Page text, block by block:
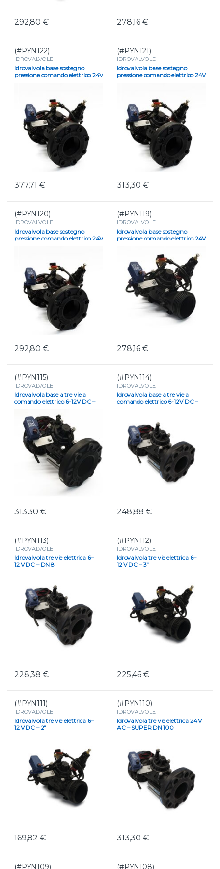
292,80€ 278,16€
(#PYN122)
IDROVALVOLE
Idrovalvola base sostegno
pressione comando elettrico 24V
377,71€
(#PYN121)
IDROVALVOLE
Idrovalvola base sostegno
pressione comando elettrico 24V
313,30€
(#PYN120)
IDROVALVOLE
Idrovalvola base sostegno
pressione comando elettrico 24V
292,80€
(#PYN119)
IDROVALVOLE
Idrovalvola base sostegno
pressione comando elettrico 24V
278,16€
(#PYN115)
IDROVALVOLE
Idrovalvola base a tre vie a
comando elettrico 6-12V DC –
313,30€
(#PYN114)
IDROVALVOLE
Idrovalvola base a tre vie a
comando elettrico 6-12V DC –
248,88€
(#PYN113)
IDROVALVOLE
Idrovalvola tre vie elettrica 6–
12 V DC – DN 8
228,38€
(#PYN112)
IDROVALVOLE
Idrovalvola tre vie elettrica 6–
12 V DC – 3″
225,46€
(#PYN111)
IDROVALVOLE
Idrovalvola tre vie elettrica 6–
12 V DC – 2″
169,82€
(#PYN110)
IDROVALVOLE
Idrovalvola tre vie elettrica 24 V
AC – SUPER DN 100
313,30€
(#PYN109) (#PYN108)